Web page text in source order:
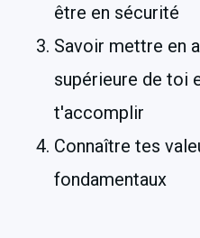
être en sécurité
Savoir mettre en
supérieure de toi
t'accomplir
Connaître tes
fondamentaux